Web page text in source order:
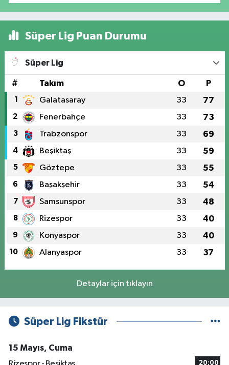
Süper Lig Puan Durumu
Süper Lig
# Takım O P
1 Galatasaray 33 77
2 Fenerbahçe 33 73
3 Trabzonspor 33 69
4 Beşiktaş 33 59
5 Göztepe 33 55
6 Başakşehir 33 54
7 Samsunspor 33 48
8 Rizespor 33 40
9 Konyaspor 33 40
10 Alanyaspor 33 37
Detaylar için tıklayın
Süper Lig Fikstür
15 Mayıs, Cuma
20:00